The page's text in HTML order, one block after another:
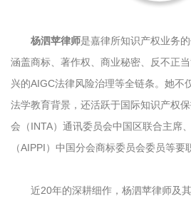
杨泗苹律师是嘉律所知识产权业务
涵盖商标、著作权、商业秘密、反不正
兴的AIGC法律风险治理等全链条。她不
法学教育背景，还活跃于国际知识产权
会（INTA）通讯委员会中国区联合主席
（AIPPI）中国分会商标委员会委员等要
近20年的深耕细作，杨泗苹律师及